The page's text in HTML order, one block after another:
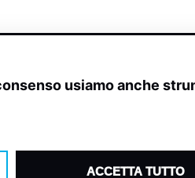
usiamo anche
ACCETTA TUTTO